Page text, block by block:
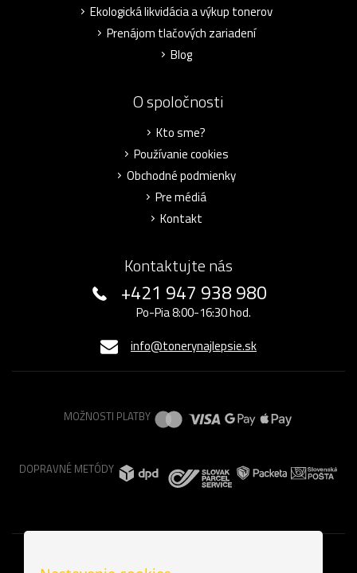
Ekologická likvidácia a výkup tonerov
Prenájom tlačových zariadení
Blog
O spoločnosti
Kto sme?
Používanie cookies
Obchodné podmienky
Pre médiá
Kontakt
Kontaktujte nás
+421 947 938 980
Po-Pia 8:00-16:30 hod.
info@tonerynajlepsie.sk
MOŽNOSTI PLATBY
DOPRAVNÉ METÓDY